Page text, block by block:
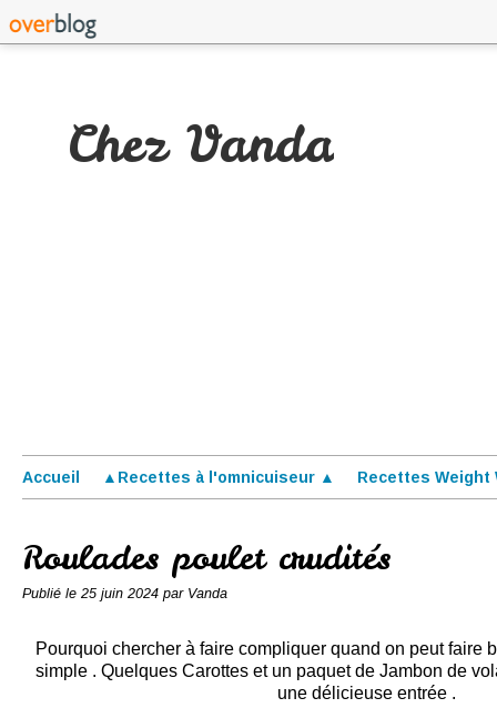
Chez Vanda
Accueil ▲Recettes à l'omnicuiseur ▲ Recettes Weight
Roulades poulet crudités
Publié le 25 juin 2024 par Vanda
Pourquoi chercher à faire compliquer quand on peut faire
simple . Quelques Carottes et un paquet de Jambon de
une délicieuse entrée .